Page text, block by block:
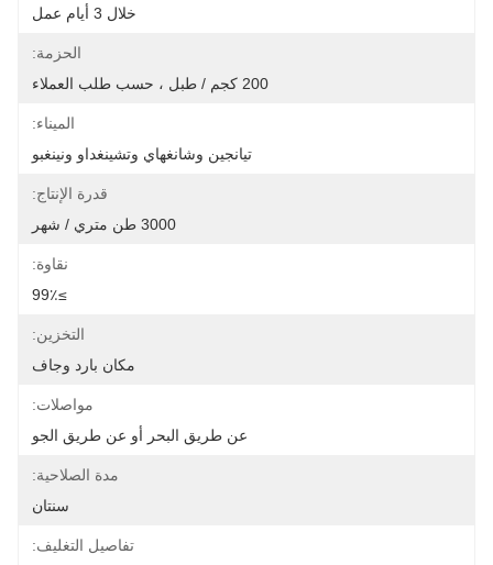
خلال 3 أيام عمل
الحزمة:
200 كجم / طبل ، حسب طلب العملاء
الميناء:
تيانجين وشانغهاي وتشينغداو ونينغبو
قدرة الإنتاج:
3000 طن متري / شهر
نقاوة:
≥99٪
التخزين:
مكان بارد وجاف
مواصلات:
عن طريق البحر أو عن طريق الجو
مدة الصلاحية:
سنتان
تفاصيل التغليف: